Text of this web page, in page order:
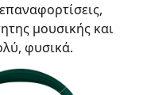
μουσικής και
φυσικά.